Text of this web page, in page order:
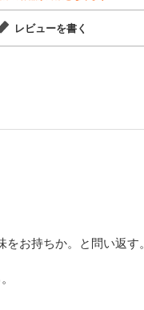
レビューを書く
お持ちか。と問い返す。